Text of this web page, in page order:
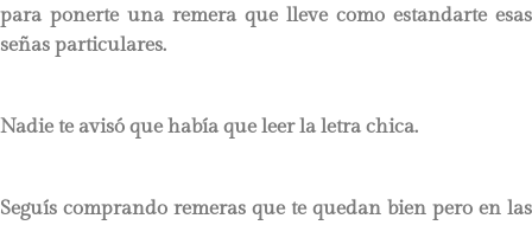
para ponerte una remera que lleve como estandarte esas
señas particulares.
Nadie te avisó que había que leer la letra chica.
Seguís comprando remeras que te quedan bien pero en las